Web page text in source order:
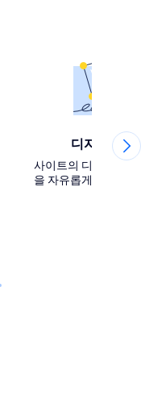
디자인 요소
사이트의 디자인 및
을 자유롭게 사용자